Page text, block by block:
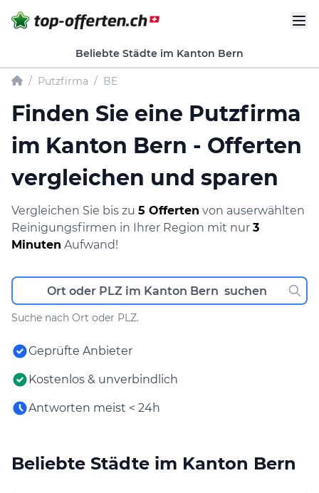
Beliebte Städte im Kanton Bern
/ Putzfirma / BE
Finden Sie eine Putzfirma
im Kanton Bern - Offerten
vergleichen und sparen
Vergleichen Sie bis zu 5 Offerten von auserwählten
Reinigungsfirmen in Ihrer Region mit nur 3
Minuten Aufwand!
Suche nach Ort oder PLZ.
Geprüfte Anbieter
Kostenlos & unverbindlich
Antworten meist < 24h
Beliebte Städte im Kanton Bern